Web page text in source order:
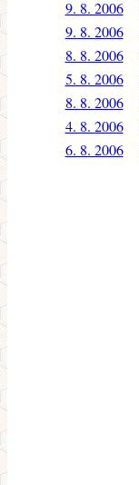
9. 8. 2006
9. 8. 2006
8. 8. 2006
5. 8. 2006
8. 8. 2006
4. 8. 2006
6. 8. 2006